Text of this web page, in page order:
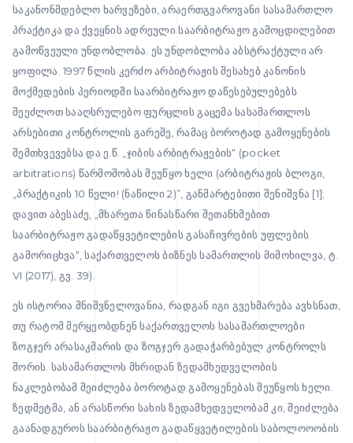
საკანონმდებლო ხარვეზები, არაერთგვაროვანი სასამართლო
პრაქტიკა და ქვეყნის ადრეული საარბიტრაჟო გამოცდილებით
გამოწვეული უნდობლობა. ეს უნდობლობა აბსტრაქტული არ
ყოფილა. 1997 წლის კერძო არბიტრაჟის შესახებ კანონის
მოქმედების პერიოდში საარბიტრაჟო დაწესებულებებს
შეეძლოთ სააღსრულებო ფურცლის გაცემა სასამართლოს
არსებითი კონტროლის გარეშე, რამაც ბოროტად გამოყენების
შემთხვევებსა და ე.წ. „ჯიბის არბიტრაჟების“ (pocket
arbitrations) წარმოშობას შეუწყო ხელი (არბიტრაჟის ბლოგი,
„პრაქტიკის 10 წელი! (ნაწილი 2)”, განმარტებითი შენიშვნა [1];
დავით აბესაძე, „მხარეთა წინასწარი შეთანხმებით
საარბიტრაჟო გადაწყვეტილების გასაჩივრების უფლების
გამორიცხვა“, საქართველოს ბიზნეს სამართლის მიმოხილვა, ტ.
VI (2017), გვ. 39).
ეს ისტორია მნიშვნელოვანია, რადგან იგი გვეხმარება ავხსნათ,
თუ რატომ მერყეობდნენ საქართველოს სასამართლოები
ზოგჯერ არასაკმარის და ზოგჯერ გადაჭარბებულ კონტროლს
შორის. სასამართლოს მხრიდან ზედამხედველობის
ნაკლებობამ შეიძლება ბოროტად გამოყენებას შეუწყოს ხელი.
ზედმეტმა, ან არასწორი სახის ზედამხედველობამ კი, შეიძლება
გაანადგუროს საარბიტრაჟო გადაწყვეტილების საბოლოოობის